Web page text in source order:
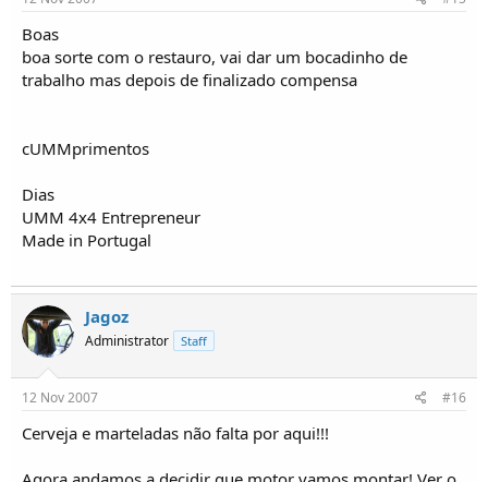
Boas
boa sorte com o restauro, vai dar um bocadinho de
trabalho mas depois de finalizado compensa
cUMMprimentos
Dias
UMM 4x4 Entrepreneur
Made in Portugal
Jagoz
Administrator Staff
12 Nov 2007 #16
Cerveja e marteladas não falta por aqui!!!